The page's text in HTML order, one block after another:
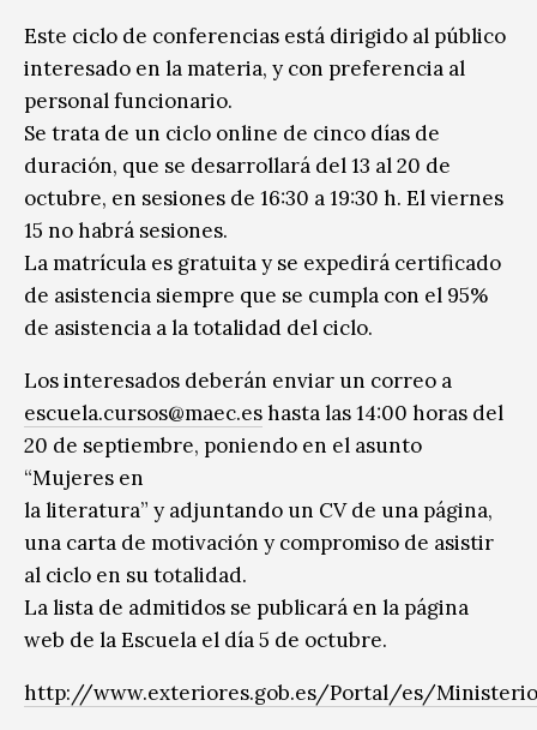
Sin categoría
Este ciclo de conferencias está dirigido al público
interesado en la materia, y con preferencia al
personal funcionario.
Se trata de un ciclo online de cinco días de
duración, que se desarrollará del 13 al 20 de
octubre, en sesiones de 16:30 a 19:30 h. El viernes
15 no habrá sesiones.
La matrícula es gratuita y se expedirá certificado
de asistencia siempre que se cumpla con el 95%
de asistencia a la totalidad del ciclo.
Los interesados deberán enviar un correo a
escuela.cursos@maec.eshasta las 14:00 horas del
20 de septiembre, poniendo en el asunto
“Mujeres en
la literatura” y adjuntando un CV de una página,
una carta de motivación y compromiso de asistir
al ciclo en su totalidad.
La lista de admitidos se publicará en la página
web de la Escuela el día 5 de octubre.
http://www.exteriores.gob.es/Portal/es/